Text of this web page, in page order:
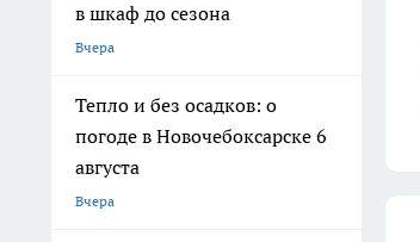
в шкаф до сезона
Вчера
Тепло и без осадков: о
погоде в Новочебоксарске 6
августа
Вчера